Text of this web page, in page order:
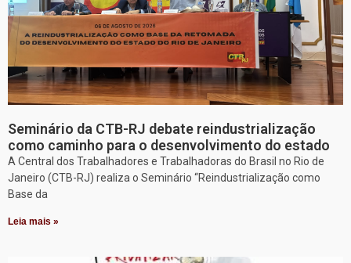
Seminário da CTB-RJ debate reindustrialização
como caminho para o desenvolvimento do estado
A Central dos Trabalhadores e Trabalhadoras do Brasil no Rio de
Janeiro (CTB-RJ) realiza o Seminário “Reindustrialização como
Base da
Leia mais »